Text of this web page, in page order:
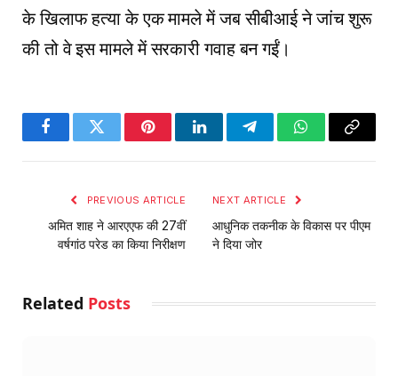
के खिलाफ हत्या के एक मामले में जब सीबीआई ने जांच शुरू
की तो वे इस मामले में सरकारी गवाह बन गईं।
FacebookTwitter PinterestLinkedInTelegramWhatsApp
Copy
PREVIOUS ARTICLE
अमित शाह ने आरएएफ की 27वीं
वर्षगांठ परेड का किया निरीक्षण
NEXT ARTICLE
आधुनिक तकनीक के विकास पर पीएम
ने दिया जोर
Related Posts